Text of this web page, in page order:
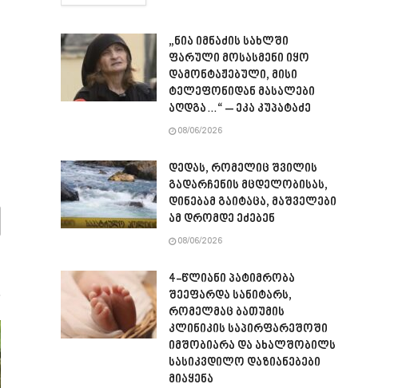
„ნია იმნაძის სახლში
ფარული მოსასმენი იყო
დამონტაჟებული, მისი
ტელეფონიდან მასალები
აღდგა…“ – ეკა კუპატაძე
08/06/2026
დედას, რომელიც შვილის
გადარჩენის მცდელობისას,
დინებამ გაიტაცა, მაშველები
ამ დრომდე ეძებენ
08/06/2026
4-წლიანი პატიმრობა
შეეფარდა სანიტარს,
რომელმაც ბათუმის
კლინიკის საპირფარეშოში
იმშობიარა და ახალშობილს
სასიკვდილო დაზიანებები
მიაყენა